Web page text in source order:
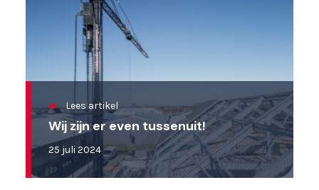
Lees artikel
Wij zijn er even tussenuit!
25 juli 2024